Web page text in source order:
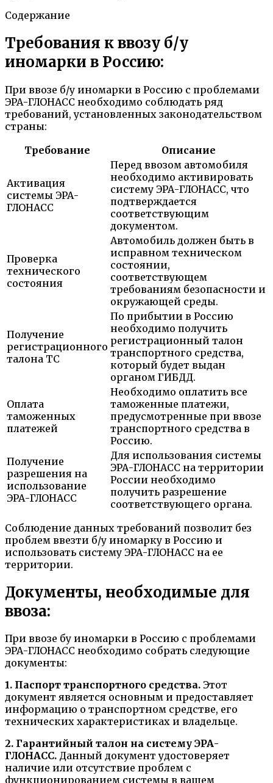
Содержание
Требования к ввозу б/у
иномарки в Россию:
При ввозе б/у иномарки в Россию с проблемами
ЭРА-ГЛОНАСС необходимо соблюдать ряд
требований, установленных законодательством
страны:
Требование
Описание
Активация
системы ЭРА-
ГЛОНАСС
Перед ввозом автомобиля
необходимо активировать
систему ЭРА-ГЛОНАСС, что
подтверждается
соответствующим
документом.
Проверка
технического
состояния
Автомобиль должен быть в
исправном техническом
состоянии,
соответствующем
требованиям безопасности и
окружающей среды.
Получение
регистрационного
талона ТС
По прибытии в Россию
необходимо получить
регистрационный талон
транспортного средства,
который будет выдан
органом ГИБДД.
Оплата
таможенных
платежей
Необходимо оплатить все
таможенные платежи,
предусмотренные при ввозе
транспортного средства в
Россию.
Получение
разрешения на
использование
ЭРА-ГЛОНАСС
Для использования системы
ЭРА-ГЛОНАСС на территории
России необходимо
получить разрешение
соответствующего органа.
Соблюдение данных требований позволит без
проблем ввезти б/у иномарку в Россию и
использовать систему ЭРА-ГЛОНАСС на ее
территории.
Документы, необходимые для
ввоза:
При ввозе бу иномарки в Россию с проблемами
ЭРА-ГЛОНАСС необходимо собрать следующие
документы:
1. Паспорт транспортного средства. Этот
документ является основным и предоставляет
информацию о транспортном средстве, его
технических характеристиках и владельце.
2. Гарантийный талон на систему ЭРА-
ГЛОНАСС. Данный документ удостоверяет
наличие или отсутствие проблем с
функционированием системы в вашем